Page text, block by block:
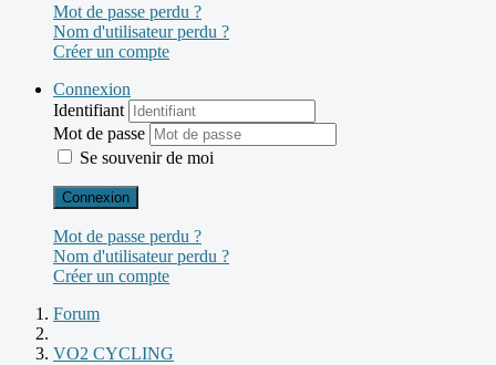
Mot de passe perdu ?
Nom d'utilisateur perdu ?
Créer un compte
Connexion
Identifiant
Mot de passe
Se souvenir de moi
Connexion
Mot de passe perdu ?
Nom d'utilisateur perdu ?
Créer un compte
Forum
VO2 CYCLING